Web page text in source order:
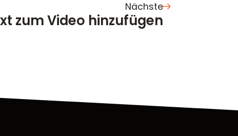
Nächste
zum Video hinzufügen